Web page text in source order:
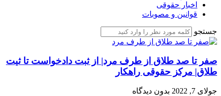
اخبار حقوقی
قوانین و مصوبات
جستجو
صفر تا صد طلاق از طرف مرد| از ثبت دادخواست تا ثیت
طلاق| مرکز حقوقی راهکار
جولای 7, 2022 بدون دیدگاه